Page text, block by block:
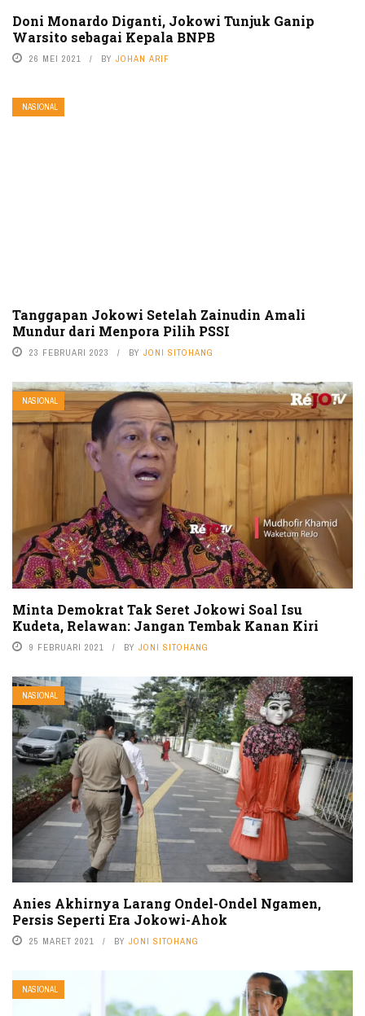
Doni Monardo Diganti, Jokowi Tunjuk Ganip
Warsito sebagai Kepala BNPB
26 MEI 2021 BY JOHAN ARIF
NASIONAL
Tanggapan Jokowi Setelah Zainudin Amali
Mundur dari Menpora Pilih PSSI
23 FEBRUARI 2023 BY JONI SITOHANG
NASIONAL
Minta Demokrat Tak Seret Jokowi Soal Isu
Kudeta, Relawan: Jangan Tembak Kanan Kiri
9 FEBRUARI 2021 BY JONI SITOHANG
NASIONAL
Anies Akhirnya Larang Ondel-Ondel Ngamen,
Persis Seperti Era Jokowi-Ahok
25 MARET 2021 BY JONI SITOHANG
NASIONAL